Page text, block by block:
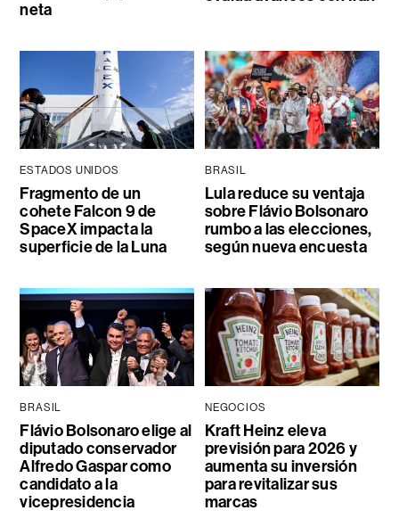
neta
ESTADOS UNIDOS
Fragmento de un
cohete Falcon 9 de
SpaceX impacta la
superficie de la Luna
BRASIL
Lula reduce su ventaja
sobre Flávio Bolsonaro
rumbo a las elecciones,
según nueva encuesta
BRASIL
Flávio Bolsonaro elige al
diputado conservador
Alfredo Gaspar como
candidato a la
vicepresidencia
NEGOCIOS
Kraft Heinz eleva
previsión para 2026 y
aumenta su inversión
para revitalizar sus
marcas